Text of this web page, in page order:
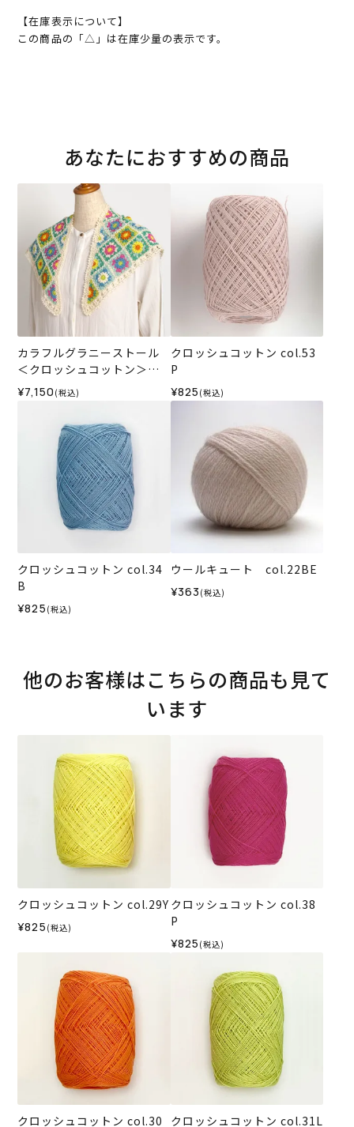
【在庫表示について】
この商品の「△」は在庫少量の表示です。
あなたにおすすめの商品
カラフルグラニーストール
＜クロッシュコットン＞
（編み物 材料セット）
¥7,150 (税込)
クロッシュコットン col.53
P
¥825 (税込)
クロッシュコットン col.34
B
¥825 (税込)
ウールキュート col.22BE
¥363 (税込)
他のお客様はこちらの商品も見て
います
クロッシュコットン col.29Y
¥825 (税込)
クロッシュコットン col.38
P
¥825 (税込)
クロッシュコットン col.30
クロッシュコットン col.31L